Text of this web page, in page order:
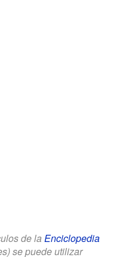
de la Enciclopedia
se puede utilizar